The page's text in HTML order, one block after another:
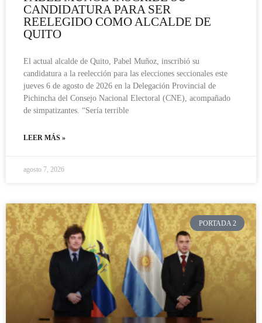
CANDIDATURA PARA SER
REELEGIDO COMO ALCALDE DE
QUITO
El actual alcalde de Quito, Pabel Muñoz, inscribió su
candidatura a la reelección para las elecciones seccionales este
jueves 6 de agosto de 2026 en la Delegación Provincial de
Pichincha del Consejo Nacional Electoral (CNE), acompañado
de simpatizantes. “Sería terrible
LEER MÁS »
agosto 7, 2026
PORTADA 2